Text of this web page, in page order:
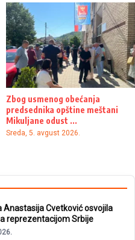
Zbog usmenog obećanja
predsednika opštine meštani
Mikuljane odust ...
Sreda, 5. avgust 2026.
Anastasija Cvetković osvojila
reprezentacijom Srbije